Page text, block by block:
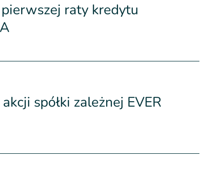
raty kredytu
spółki zależnej EVER